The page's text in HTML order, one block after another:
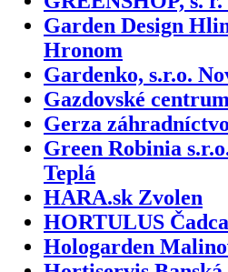
Garden Design
Hronom
Gardenko, s.r.o.
Gazdovské
Gerza
Green Robinia
Teplá
HARA.sk Zvolen
HORTULUS Čadca
Hologarden